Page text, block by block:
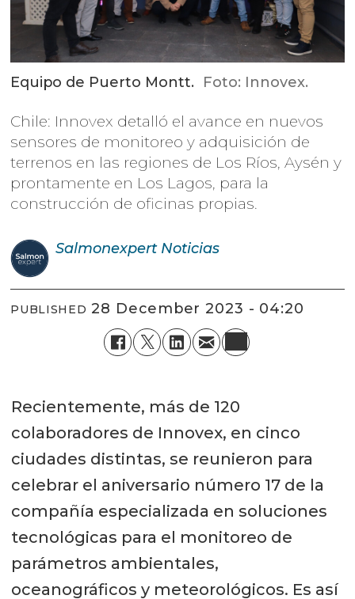
Equipo de Puerto Montt. Foto: Innovex.
Chile: Innovex detalló el avance en nuevos
sensores de monitoreo y adquisición de
terrenos en las regiones de Los Ríos, Aysén y
prontamente en Los Lagos, para la
construcción de oficinas propias.
Salmonexpert Noticias
PUBLISHED 28 December 2023 - 04:20
Recientemente, más de 120
colaboradores de Innovex, en cinco
ciudades distintas, se reunieron para
celebrar el aniversario número 17 de la
compañía especializada en soluciones
tecnológicas para el monitoreo de
parámetros ambientales,
oceanográficos y meteorológicos. Es así